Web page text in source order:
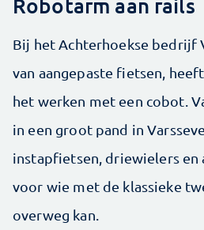
Bij het Achterhoekse bedrijf
van aangepaste fietsen,
het werken met een cobot.
in een groot pand in
instapfietsen, driewielers en
voor wie met de klassieke
overweg kan.